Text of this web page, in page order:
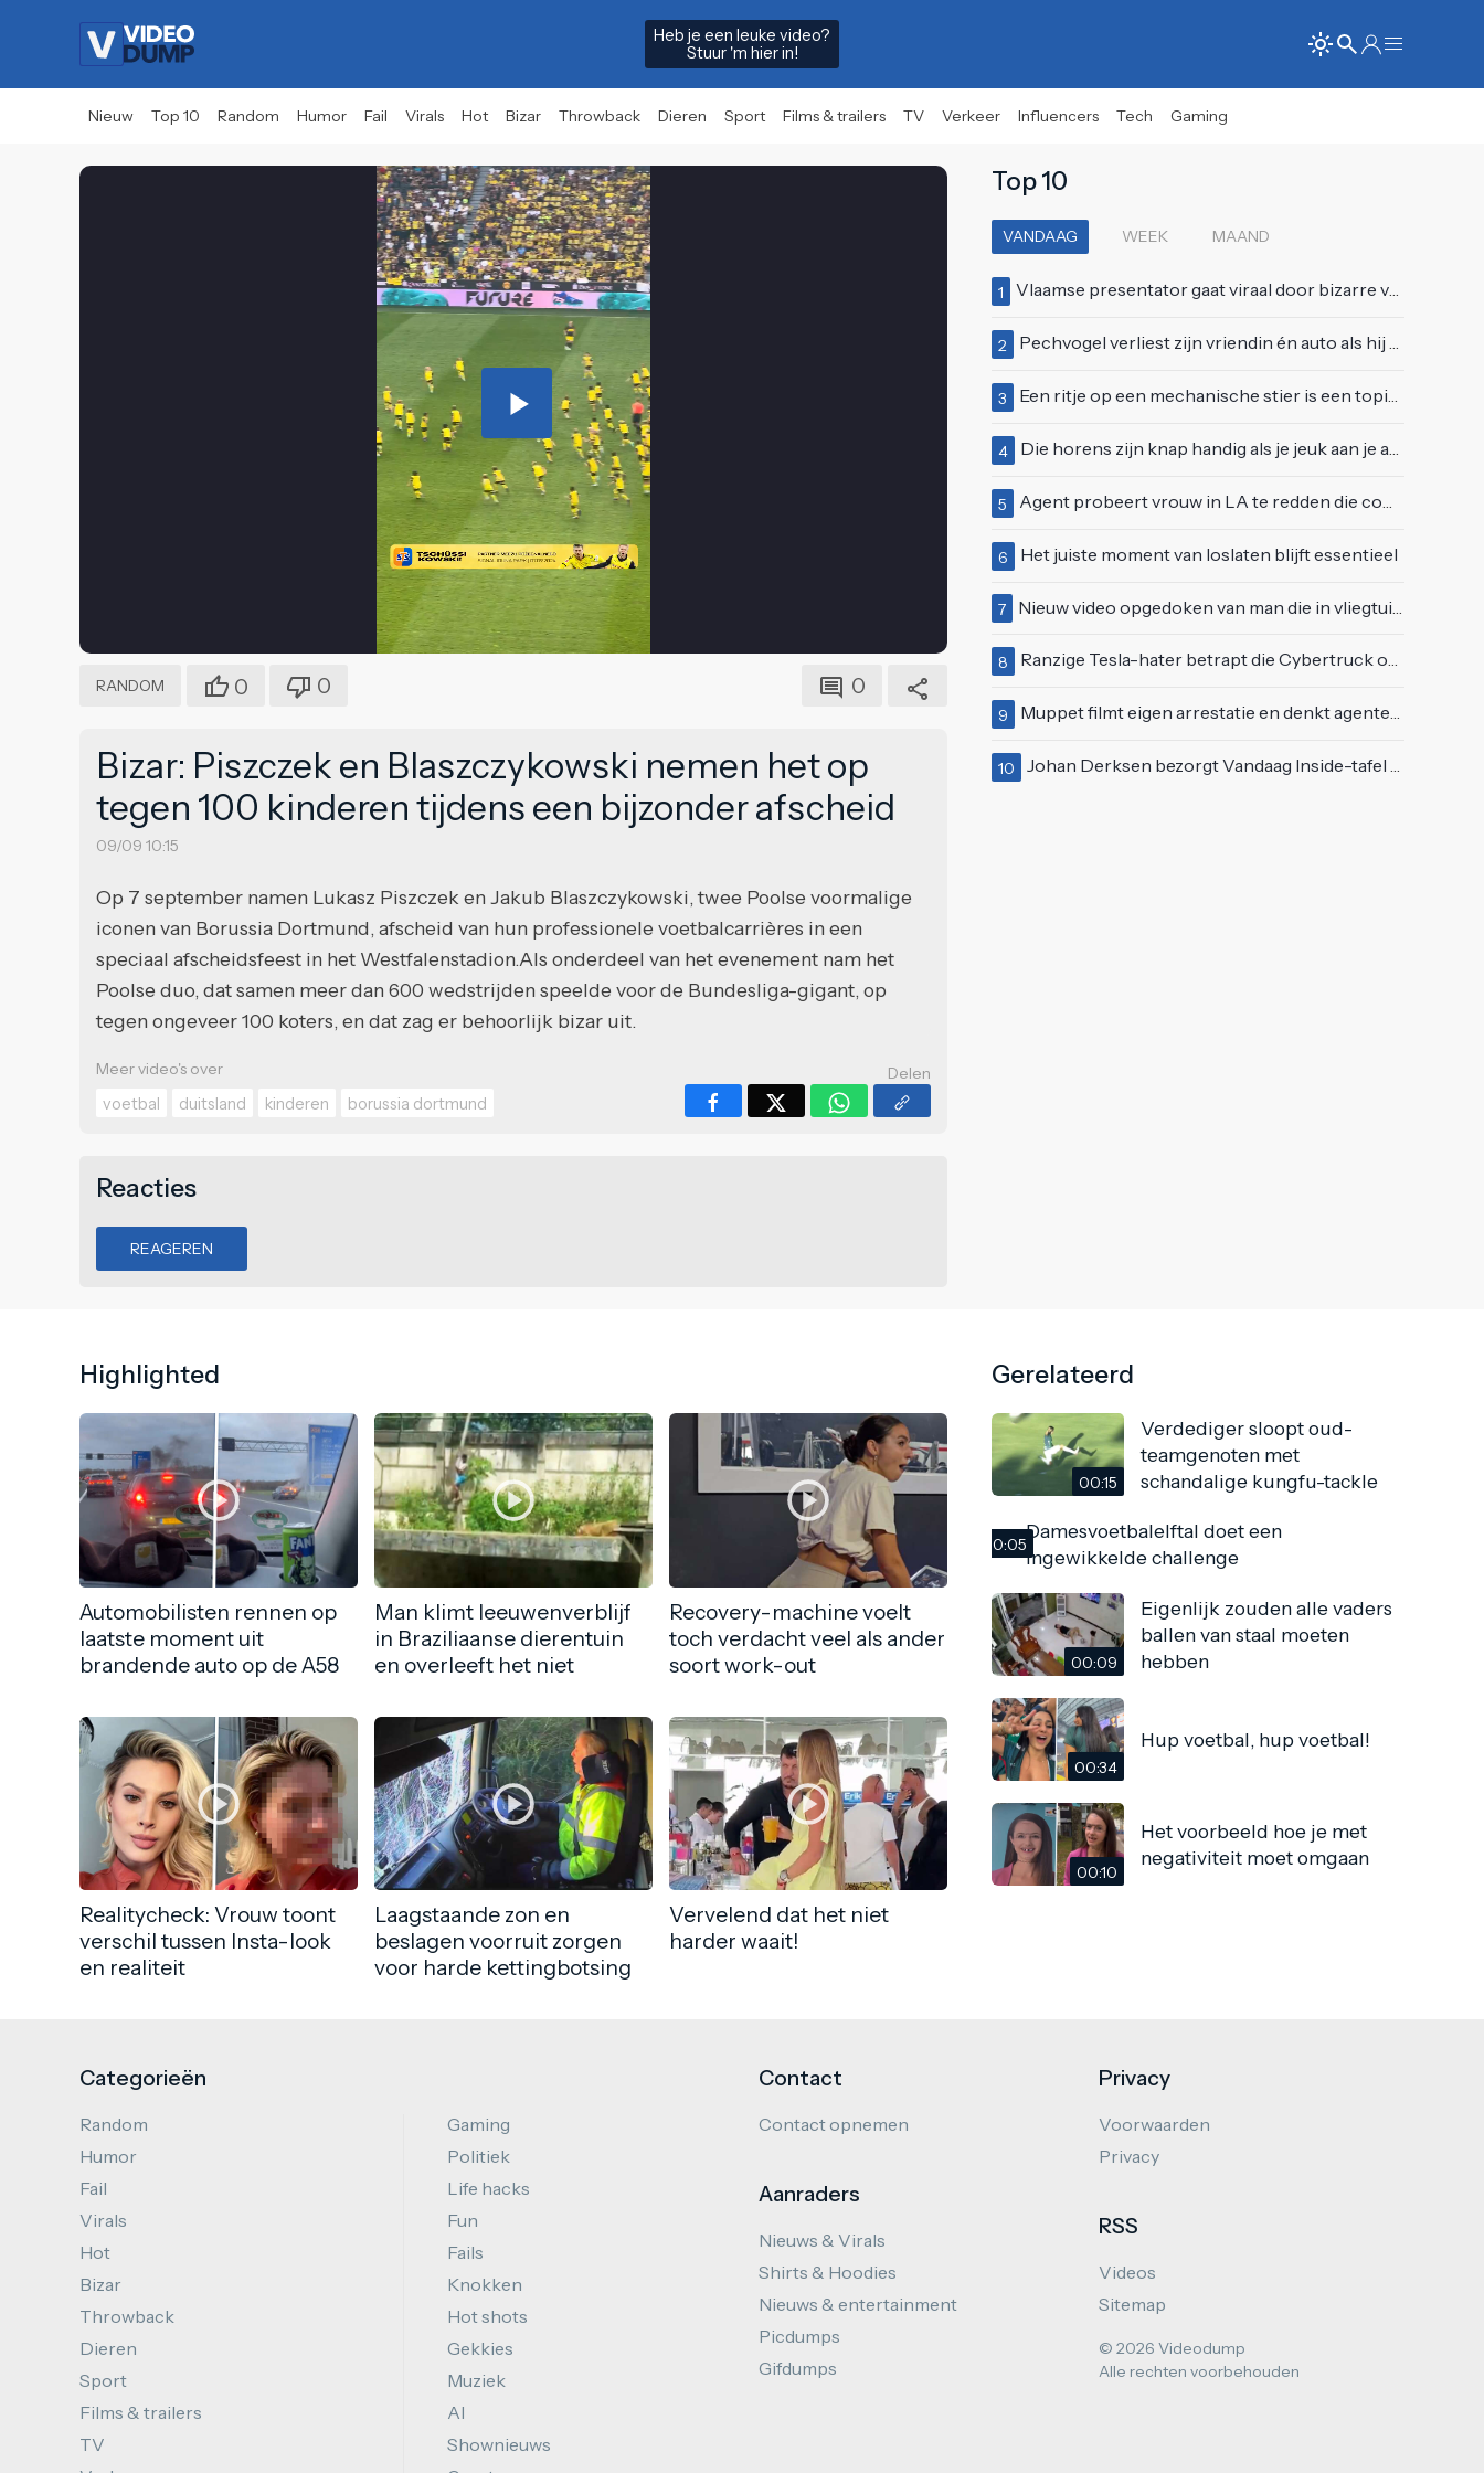
Heb je een leuke video?
Stuur 'm hier in!
Nieuw Top 10 Random Humor Fail Virals Hot Bizar Throwback Dieren Sport Films & trailers TV Verkeer Influencers Tech Gaming
Play
Video
RANDOM 0 0 0
Bizar: Piszczek en Blaszczykowski nemen het op
tegen 100 kinderen tijdens een bijzonder afscheid
09/09 10:15
Op 7 september namen Lukasz Piszczek en Jakub Blaszczykowski, twee Poolse voormalige
iconen van Borussia Dortmund, afscheid van hun professionele voetbalcarrières in een
speciaal afscheidsfeest in het Westfalenstadion.Als onderdeel van het evenement nam het
Poolse duo, dat samen meer dan 600 wedstrijden speelde voor de Bundesliga-gigant, op
tegen ongeveer 100 koters, en dat zag er behoorlijk bizar uit.
Meer video's over
voetbal
duitsland kinderen borussia dortmund
Delen
Reacties
REAGEREN
Top 10
VANDAAG WEEK MAAND
1 Vlaamse presentator gaat viraal door bizarre vertoning op live televisie: "Helemaal stijf van de bloem"
2 Pechvogel verliest zijn vriendin én auto als hij bocht te scherp neemt
3 Een ritje op een mechanische stier is een topidee voor een eerste date
4 Die horens zijn knap handig als je jeuk aan je arie hebt
5 Agent probeert vrouw in LA te redden die compleet van het padje is
6 Het juiste moment van loslaten blijft essentieel
7 Nieuw video opgedoken van man die in vliegtuigmotor springt op vliegveld Milaan
8 Ranzige Tesla-hater betrapt die Cybertruck op een 'speciale bruine coating' trakteert
9 Muppet filmt eigen arrestatie en denkt agenten te kunnen laten schorsen: "Jullie krijgen maandje vakantie"
10 Johan Derksen bezorgt Vandaag Inside-tafel rode oortjes met vuig verhaal: "Dat gebeurde al in de gang"
Highlighted
Automobilisten rennen op
laatste moment uit
brandende auto op de A58
Man klimt leeuwenverblijf
in Braziliaanse dierentuin
en overleeft het niet
Recovery-machine voelt
toch verdacht veel als ander
soort work-out
Realitycheck: Vrouw toont
verschil tussen Insta-look
en realiteit
Laagstaande zon en
beslagen voorruit zorgen
voor harde kettingbotsing
Vervelend dat het niet
harder waait!
Gerelateerd
00:15
Verdediger sloopt oud-
teamgenoten met
schandalige kungfu-tackle
00:05
Damesvoetbalelftal doet een
ingewikkelde challenge
00:09
Eigenlijk zouden alle vaders
ballen van staal moeten
hebben
00:34
Hup voetbal, hup voetbal!
00:10
Het voorbeeld hoe je met
negativiteit moet omgaan
Categorieën
Random
Humor
Fail
Virals
Hot
Bizar
Throwback
Dieren
Sport
Films & trailers
TV
Gaming
Politiek
Life hacks
Fun
Fails
Knokken
Hot shots
Gekkies
Muziek
AI
Shownieuws
Contact
Contact opnemen
Aanraders
Nieuws & Virals
Shirts & Hoodies
Nieuws & entertainment
Picdumps
Gifdumps
Privacy
Voorwaarden
Privacy
RSS
Videos
Sitemap
© 2026 Videodump
Alle rechten voorbehouden